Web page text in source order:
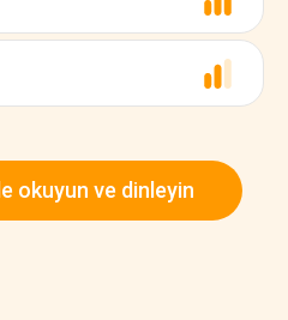
okuyun ve dinleyin